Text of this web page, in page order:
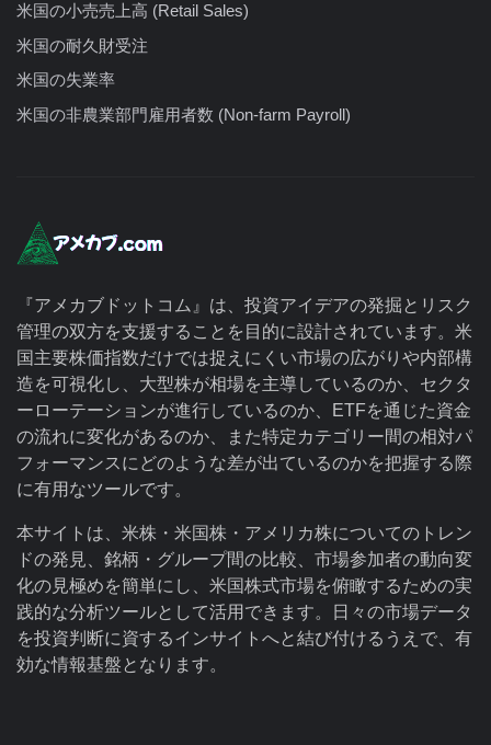
米国の小売売上高 (Retail Sales)
米国の耐久財受注
米国の失業率
米国の非農業部門雇用者数 (Non-farm Payroll)
『アメカブドットコム』は、投資アイデアの発掘とリスク
管理の双方を支援することを目的に設計されています。米
国主要株価指数だけでは捉えにくい市場の広がりや内部構
造を可視化し、大型株が相場を主導しているのか、セクタ
ーローテーションが進行しているのか、ETFを通じた資金
の流れに変化があるのか、また特定カテゴリー間の相対パ
フォーマンスにどのような差が出ているのかを把握する際
に有用なツールです。
本サイトは、米株・米国株・アメリカ株についてのトレン
ドの発見、銘柄・グループ間の比較、市場参加者の動向変
化の見極めを簡単にし、米国株式市場を俯瞰するための実
践的な分析ツールとして活用できます。日々の市場データ
を投資判断に資するインサイトへと結び付けるうえで、有
効な情報基盤となります。